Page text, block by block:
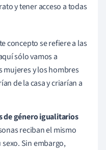
y tener acceso a todas
concepto se refiere a las
sólo vamos a
mujeres y los hombres
de la casa y criarían a
de género igualitarios
reciban el mismo
Sin embargo,